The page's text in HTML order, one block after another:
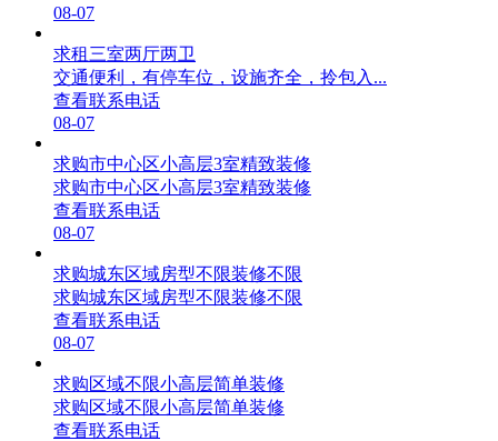
08-07
求租三室两厅两卫
交通便利，有停车位，设施齐全，拎包入...
查看联系电话
08-07
求购市中心区小高层3室精致装修
求购市中心区小高层3室精致装修
查看联系电话
08-07
求购城东区域房型不限装修不限
求购城东区域房型不限装修不限
查看联系电话
08-07
求购区域不限小高层简单装修
求购区域不限小高层简单装修
查看联系电话